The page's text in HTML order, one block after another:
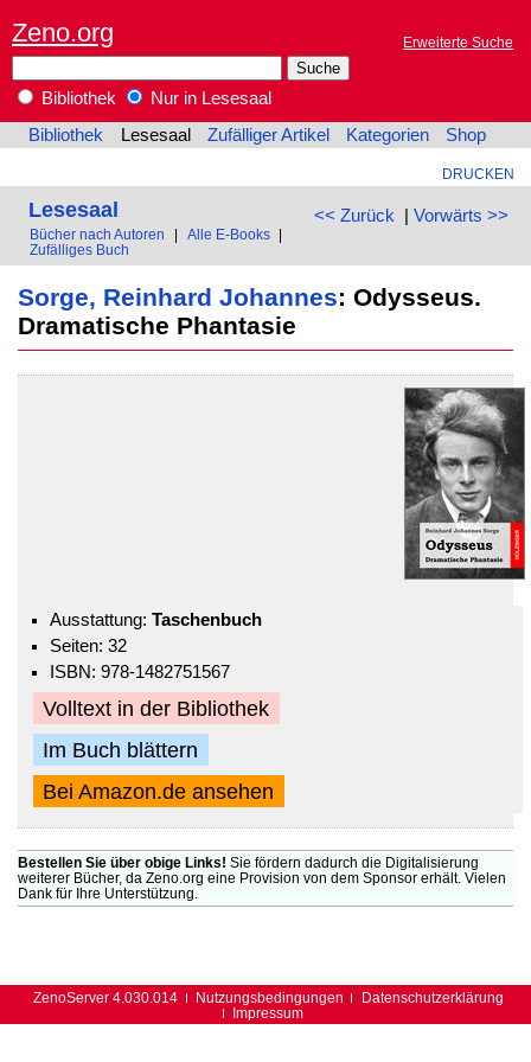
Zeno.org Erweiterte Suche
Bibliothek
Nur in Lesesaal
Bibliothek
Lesesaal Zufälliger Artikel Kategorien Shop
DRUCKEN
<< Zurück | Vorwärts >>
Lesesaal
Bücher nach Autoren Alle E-Books
Zufälliges Buch
Sorge, Reinhard Johannes: Odysseus.
Dramatische Phantasie
Ausstattung: Taschenbuch
Seiten: 32
ISBN: 978-1482751567
Volltext in der Bibliothek
Im Buch blättern
Bei Amazon.de ansehen
Bestellen Sie über obige Links! Sie fördern dadurch die Digitalisierung
weiterer Bücher, da Zeno.org eine Provision von dem Sponsor erhält. Vielen
Dank für Ihre Unterstützung.
ZenoServer 4.030.014 Nutzungsbedingungen
Datenschutzerklärung
Impressum